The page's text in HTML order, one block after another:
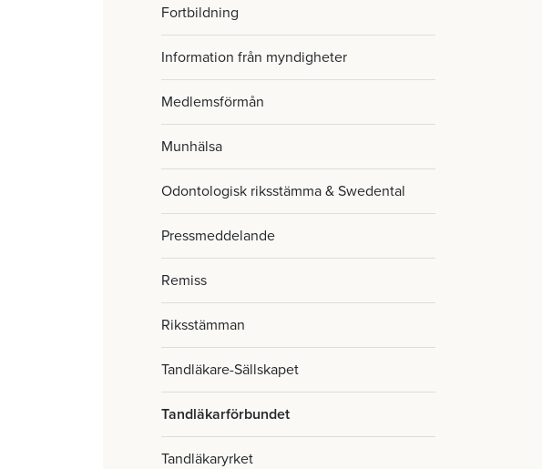
Fortbildning
Information från myndigheter
Medlemsförmån
Munhälsa
Odontologisk riksstämma & Swedental
Pressmeddelande
Remiss
Riksstämman
Tandläkare-Sällskapet
Tandläkarförbundet
Tandläkaryrket